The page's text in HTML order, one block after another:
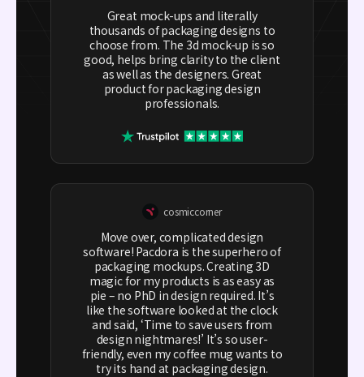
Great mock-ups and literally
thousands of packaging designs to
choose from. The 3d mock-up is so
good, helps bring clarity to the client
as well as the designers. Great
product for packaging design
professionals.
cosmiccorner
Move over, complicated design
software! Pacdora is the superhero of
packaging mockups. Creating 3D
magic for my products is as easy as
pie – no PhD in design required. It’s
like the software looked at the clock
and said, ‘Time to save users from
design nightmares!’ It’s so user-
friendly, even my coffee mug wants to
try its hand at packaging design.